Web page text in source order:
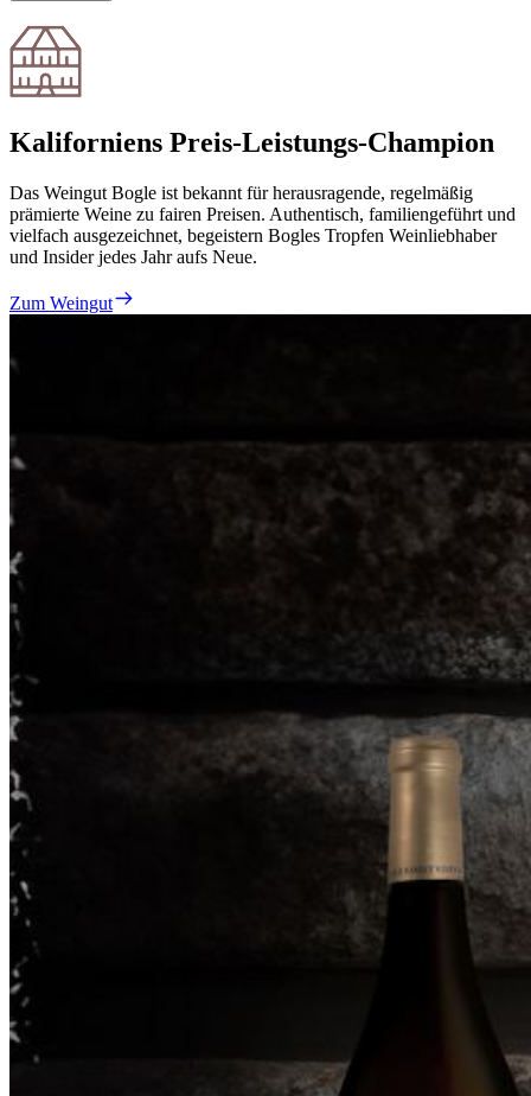
Kaliforniens Preis-Leistungs-Champion
Das Weingut Bogle ist bekannt für herausragende, regelmäßig
prämierte Weine zu fairen Preisen. Authentisch, familiengeführt und
vielfach ausgezeichnet, begeistern Bogles Tropfen Weinliebhaber
und Insider jedes Jahr aufs Neue.
Zum Weingut